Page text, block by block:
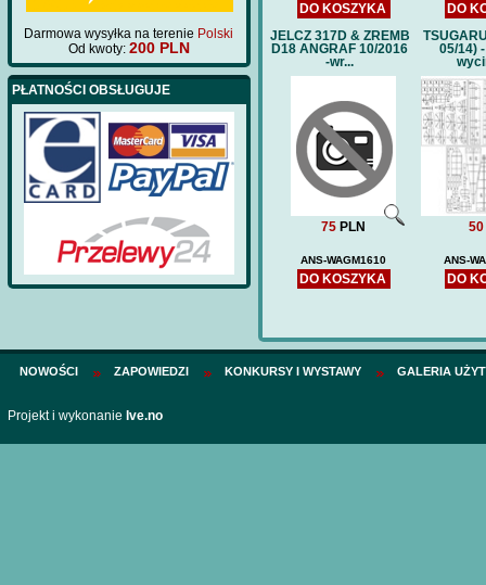
Darmowa wysyłka na terenie Polski
Od kwoty: 200 PLN
PŁATNOŚCI OBSŁUGUJE
DO KOSZYKA
DO
JELCZ 317D & ZREMB
D18 ANGRAF 10/2016
-wr...
75 PLN
ANS-WAGM1610
DO KOSZYKA
05/14)
50
ANS-
DO
NOWOŚCI ZAPOWIEDZI KONKURSY I WYSTAWY GALERIA
Projekt i wykonanie Ive.no